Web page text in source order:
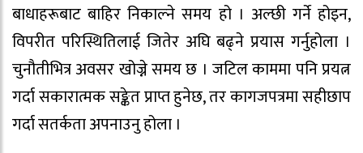
बाधाहरूबाट बाहिर निकाल्ने समय हो । अल्छी गर्ने होइन,
विपरीत परिस्थितिलाई जितेर अघि बढ्ने प्रयास गर्नुहोला ।
चुनौतीभित्र अवसर खोज्ने समय छ । जटिल काममा पनि प्रयत्न
गर्दा सकारात्मक सङ्केत प्राप्त हुनेछ, तर कागजपत्रमा सहीछाप
गर्दा सतर्कता अपनाउनु होला ।